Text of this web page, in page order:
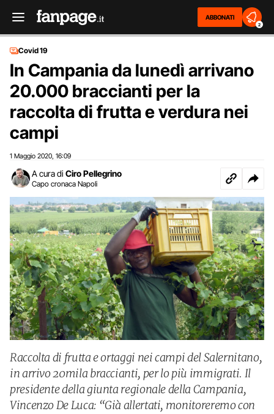
ABBONATI
2
Covid 19
In Campania da lunedì arrivano
20.000 braccianti per la
raccolta di frutta e verdura nei
campi
1 Maggio 2020 16:09
A cura di Ciro Pellegrino
Capo cronaca Napoli
Raccolta di frutta e ortaggi nei campi del Salernitano,
in arrivo 20mila braccianti, per lo più immigrati. Il
presidente della giunta regionale della Campania,
Vincenzo De Luca: “Già allertati, monitoreremo con